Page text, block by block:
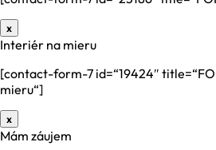
x
Interiér na mieru
[contact-form-7 id=“19424″
mieru“]
x
Mám záujem